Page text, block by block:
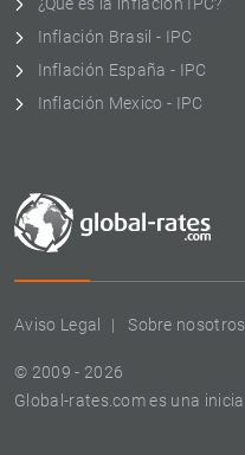
Aviso Legal Sobre nosotros
© 2009 - 2026
Global-rates.com es una
Inflación Brasil - IPC
Inflación España - IPC
Inflación Mexico - IPC